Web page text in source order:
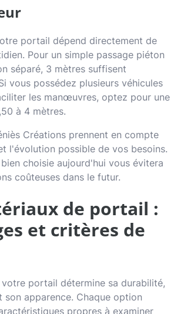
portail dépend directement de
Pour un simple passage piéton
séparé, 3 mètres suffisent
vous possédez plusieurs véhicules
les manœuvres, optez pour une
à 4 mètres.
Créations prennent en compte
l'évolution possible de vos besoins.
choisie aujourd'hui vous évitera
coûteuses dans le futur.
de portail :
et critères de
portail détermine sa durabilité,
son apparence. Chaque option
propres à examiner